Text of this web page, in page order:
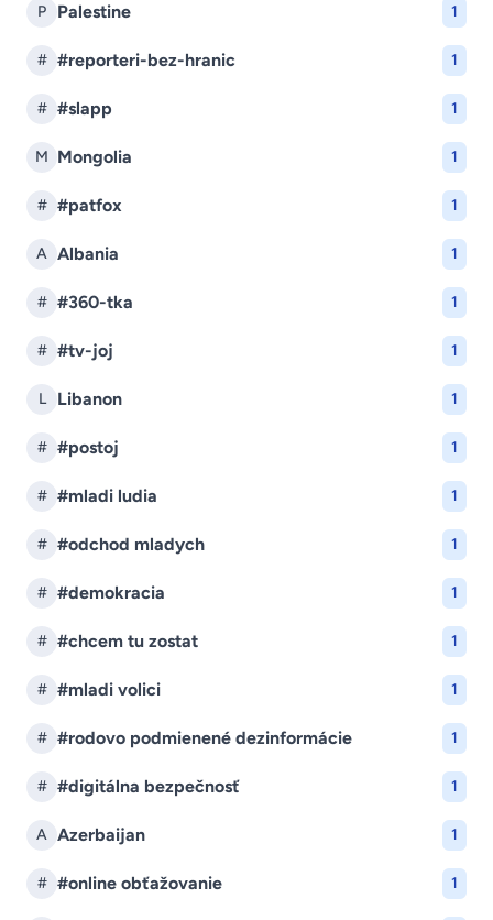
P Palestine 1
# #reporteri-bez-hranic 1
# #slapp 1
M Mongolia 1
# #patfox 1
A Albania 1
# #360-tka 1
# #tv-joj 1
L Libanon 1
# #postoj 1
# #mladi ludia 1
# #odchod mladych 1
# #demokracia 1
# #chcem tu zostat 1
# #mladi volici 1
# #rodovo podmienené dezinformácie 1
# #digitálna bezpečnosť 1
A Azerbaijan 1
# #online obťažovanie 1